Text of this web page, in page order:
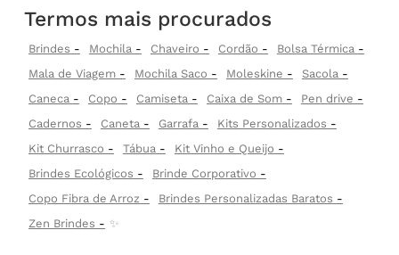
Termos mais procurados
Brindes Mochila Chaveiro Cordão
Bolsa Térmica
Mala de Viagem
Mochila Saco Moleskine
Sacola
Caneca
Copo Camiseta Caixa de Som
Pen drive
Cadernos
Caneta Garrafa
Kits Personalizados
Kit Churrasco
Tábua
Kit Vinho e Queijo
Brindes Ecológicos
Brinde Corporativo
Copo Fibra de Arroz
Brindes Personalizadas Baratos
Zen Brindes
✨